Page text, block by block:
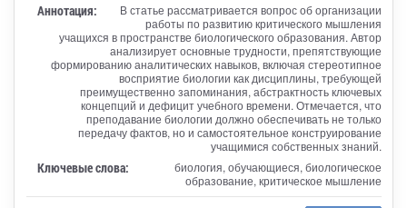
Аннотация:
В статье рассматривается вопрос об организации
работы по развитию критического мышления
учащихся в пространстве биологического образования. Автор
анализирует основные трудности, препятствующие
формированию аналитических навыков, включая стереотипное
восприятие биологии как дисциплины, требующей
преимущественно запоминания, абстрактность ключевых
концепций и дефицит учебного времени. Отмечается, что
преподавание биологии должно обеспечивать не только
передачу фактов, но и самостоятельное конструирование
учащимися собственных знаний.
Ключевые слова:
биология, обучающиеся, биологическое
образование, критическое мышление